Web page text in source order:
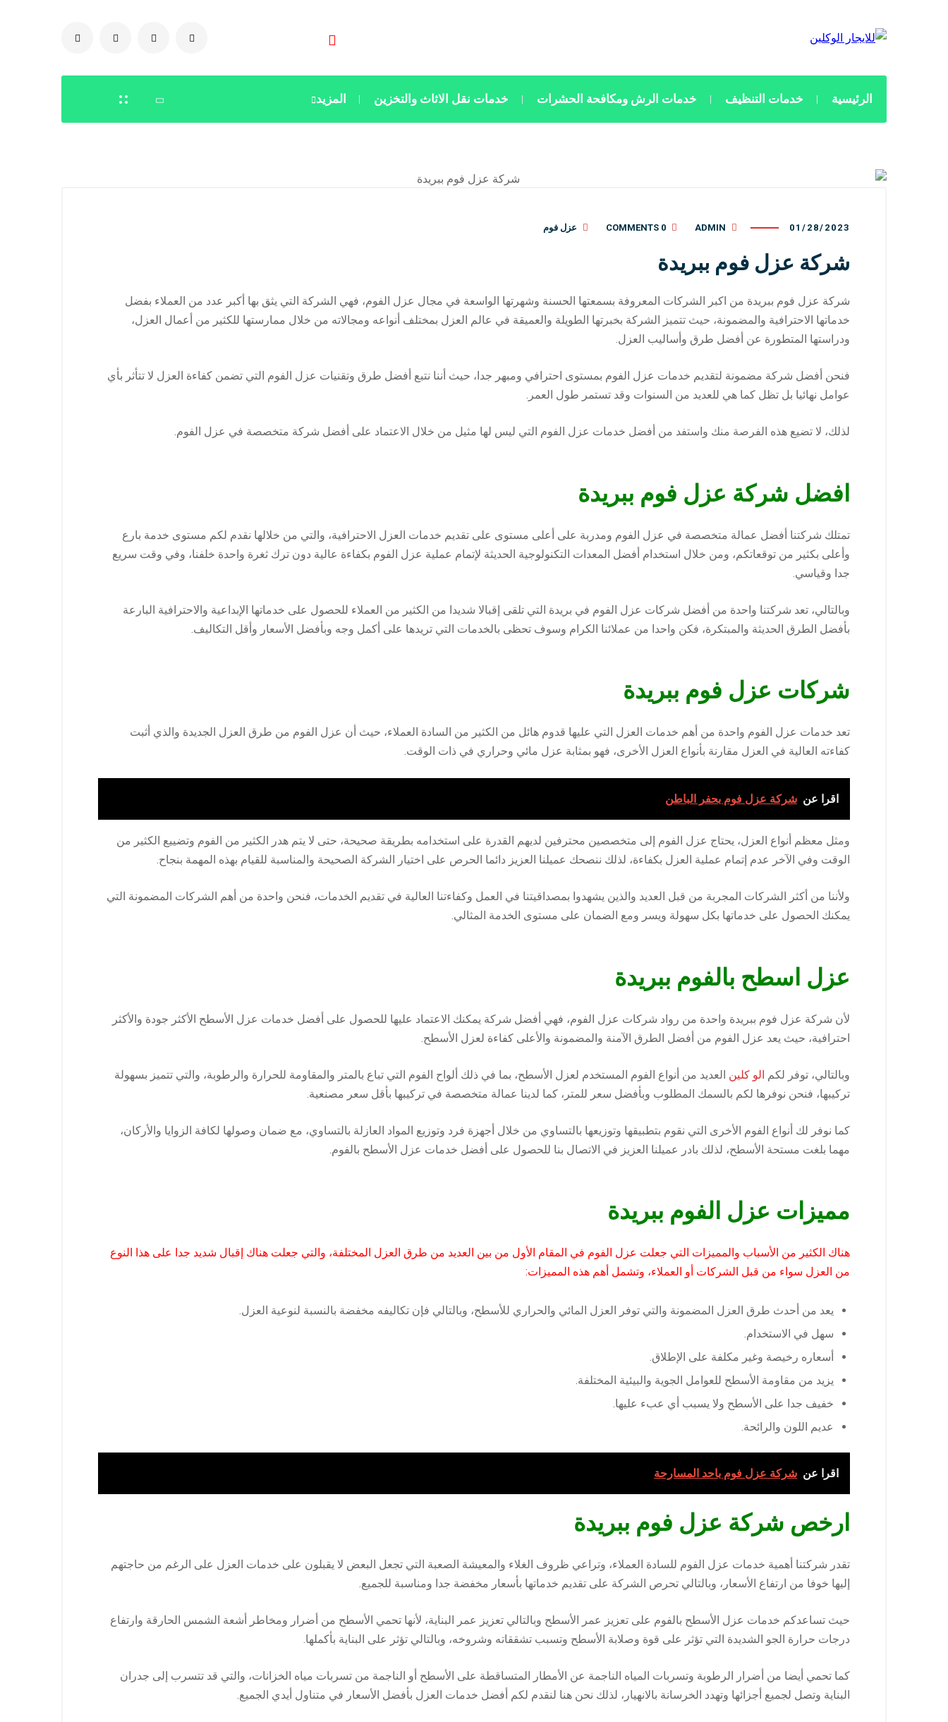
الرئيسية خدمات التنظيف خدمات الرش ومكافحة الحشرات خدمات نقل الاثاث والتخزين المزيد
01/28/2023
ADMIN
0 COMMENTS عزل فوم
شركة عزل فوم ببريدة
شركة عزل فوم ببريدة من اكبر الشركات المعروفة بسمعتها الحسنة وشهرتها الواسعة في مجال عزل الفوم، فهي الشركة التي يثق بها أكبر عدد من العملاء بفضل
خدماتها الاحترافية والمضمونة، حيث تتميز الشركة بخبرتها الطويلة والعميقة في عالم العزل بمختلف أنواعه ومجالاته من خلال ممارستها للكثير من أعمال العزل،
ودراستها المتطورة عن أفضل طرق وأساليب العزل.
فنحن أفضل شركة مضمونة لتقديم خدمات عزل الفوم بمستوى احترافي ومبهر جدا، حيث أننا نتبع أفضل طرق وتقنيات عزل الفوم التي تضمن كفاءة العزل لا تتأثر بأي
عوامل نهائيا بل تظل كما هي للعديد من السنوات وقد تستمر طول العمر.
لذلك، لا تضيع هذه الفرصة منك واستفد من أفضل خدمات عزل الفوم التي ليس لها مثيل من خلال الاعتماد على أفضل شركة متخصصة في عزل الفوم.
افضل شركة عزل فوم ببريدة
تمتلك شركتنا أفضل عمالة متخصصة في عزل الفوم ومدربة على أعلى مستوى على تقديم خدمات العزل الاحترافية، والتي من خلالها نقدم لكم مستوى خدمة بارع
وأعلى بكثير من توقعاتكم، ومن خلال استخدام أفضل المعدات التكنولوجية الحديثة لإتمام عملية عزل الفوم بكفاءة عالية دون ترك ثغرة واحدة خلفنا، وفي وقت سريع
جدا وقياسي.
وبالتالي، تعد شركتنا واحدة من أفضل شركات عزل الفوم في بريدة التي تلقى إقبالا شديدا من الكثير من العملاء للحصول على خدماتها الإبداعية والاحترافية البارعة
بأفضل الطرق الحديثة والمبتكرة، فكن واحدا من عملائنا الكرام وسوف تحظى بالخدمات التي تريدها على أكمل وجه وبأفضل الأسعار وأقل التكاليف.
شركات عزل فوم ببريدة
تعد خدمات عزل الفوم واحدة من أهم خدمات العزل التي عليها قدوم هائل من الكثير من السادة العملاء، حيث أن عزل الفوم من طرق العزل الجديدة والذي أثبت
كفاءته العالية في العزل مقارنة بأنواع العزل الأخرى، فهو بمثابة عزل مائي وحراري في ذات الوقت.
اقرا عن شركة عزل فوم بحفر الباطن
ومثل معظم أنواع العزل، يحتاج عزل الفوم إلى متخصصين محترفين لديهم القدرة على استخدامه بطريقة صحيحة، حتى لا يتم هدر الكثير من الفوم وتضييع الكثير من
الوقت وفي الآخر عدم إتمام عملية العزل بكفاءة، لذلك ننصحك عميلنا العزيز دائما الحرص على اختيار الشركة الصحيحة والمناسبة للقيام بهذه المهمة بنجاح.
ولأننا من أكثر الشركات المجربة من قبل العديد والذين يشهدوا بمصداقيتنا في العمل وكفاءتنا العالية في تقديم الخدمات، فنحن واحدة من أهم الشركات المضمونة التي
يمكنك الحصول على خدماتها بكل سهولة ويسر ومع الضمان على مستوى الخدمة المثالي.
عزل اسطح بالفوم ببريدة
لأن شركة عزل فوم ببريدة واحدة من رواد شركات عزل الفوم، فهي أفضل شركة يمكنك الاعتماد عليها للحصول على أفضل خدمات عزل الأسطح الأكثر جودة والأكثر
احترافية، حيث يعد عزل الفوم من أفضل الطرق الآمنة والمضمونة والأعلى كفاءة لعزل الأسطح.
وبالتالي، توفر لكم الو كلين العديد من أنواع الفوم المستخدم لعزل الأسطح، بما في ذلك ألواح الفوم التي تباع بالمتر والمقاومة للحرارة والرطوبة، والتي تتميز بسهولة
تركيبها، فنحن نوفرها لكم بالسمك المطلوب وبأفضل سعر للمتر، كما لدينا عمالة متخصصة في تركيبها بأقل سعر مصنعية.
كما نوفر لك أنواع الفوم الأخرى التي نقوم بتطبيقها وتوزيعها بالتساوي من خلال أجهزة فرد وتوزيع المواد العازلة بالتساوي، مع ضمان وصولها لكافة الزوايا والأركان،
مهما بلغت مستحة الأسطح، لذلك بادر عميلنا العزيز في الاتصال بنا للحصول على أفضل خدمات عزل الأسطح بالفوم.
مميزات عزل الفوم ببريدة
هناك الكثير من الأسباب والمميزات التي جعلت عزل الفوم في المقام الأول من بين العديد من طرق العزل المختلفة، والتي جعلت هناك إقبال شديد جدا على هذا النوع
من العزل سواء من قبل الشركات أو العملاء، وتشمل أهم هذه المميزات:
يعد من أحدث طرق العزل المضمونة والتي توفر العزل المائي والحراري للأسطح، وبالتالي فإن تكاليفه مخفضة بالنسبة لنوعية العزل.
سهل في الاستخدام.
أسعاره رخيصة وغير مكلفة على الإطلاق.
يزيد من مقاومة الأسطح للعوامل الجوية والبيئية المختلفة.
خفيف جدا على الأسطح ولا يسبب أي عبء عليها.
عديم اللون والرائحة.
اقرا عن شركة عزل فوم باحد المسارحة
ارخص شركة عزل فوم ببريدة
تقدر شركتنا أهمية خدمات عزل الفوم للسادة العملاء، وتراعي ظروف الغلاء والمعيشة الصعبة التي تجعل البعض لا يقبلون على خدمات العزل على الرغم من حاجتهم
إليها خوفا من ارتفاع الأسعار، وبالتالي تحرص الشركة على تقديم خدماتها بأسعار مخفضة جدا ومناسبة للجميع.
حيث تساعدكم خدمات عزل الأسطح بالفوم على تعزيز عمر الأسطح وبالتالي تعزيز عمر البناية، لأنها تحمي الأسطح من أضرار ومخاطر أشعة الشمس الحارقة وارتفاع
درجات حرارة الجو الشديدة التي تؤثر على قوة وصلابة الأسطح وتسبب تشققاته وشروخه، وبالتالي تؤثر على البناية بأكملها.
كما تحمي أيضا من أضرار الرطوبة وتسربات المياه الناجمة عن الأمطار المتساقطة على الأسطح أو الناجمة من تسربات مياه الخزانات، والتي قد تتسرب إلى جدران
البناية وتصل لجميع أجزائها وتهدد الخرسانة بالانهيار، لذلك نحن هنا لنقدم لكم أفضل خدمات العزل بأفضل الأسعار في متناول أيدي الجميع.